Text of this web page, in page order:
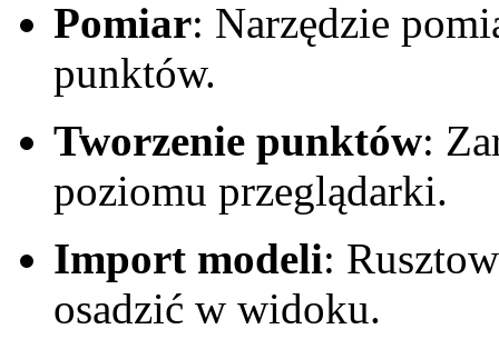
Pomiar: Narzędzie
punktów.
Tworzenie punktów:
poziomu przeglądarki.
Import modeli:
osadzić w widoku.